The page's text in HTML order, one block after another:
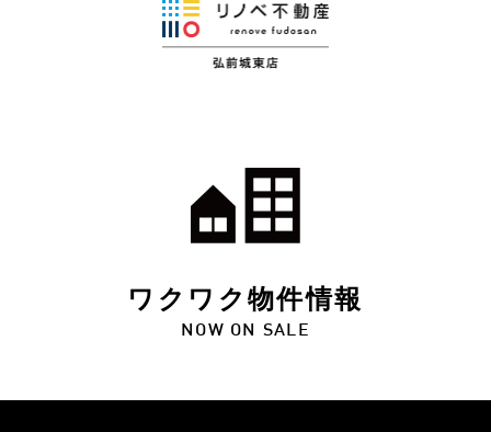
ワクワク物件情報
NOW ON SALE